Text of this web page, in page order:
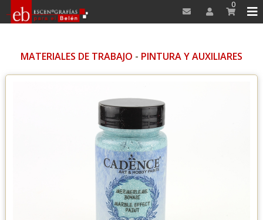
0
MATERIALES DE TRABAJO - PINTURA Y AUXILIARES